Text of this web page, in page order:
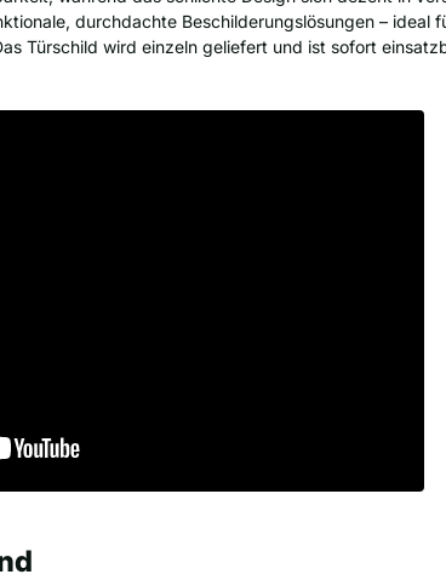
durchdachte Beschilderungslösungen – ideal
Türschild wird einzeln geliefert und ist sofort